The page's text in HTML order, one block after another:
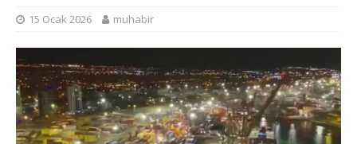
15 Ocak 2026 muhabir